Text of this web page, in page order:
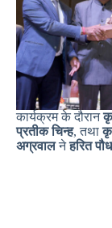
कार्यक्रम के दौरान
प्रतीक चिन्ह, तथा
अग्रवालनेहरित